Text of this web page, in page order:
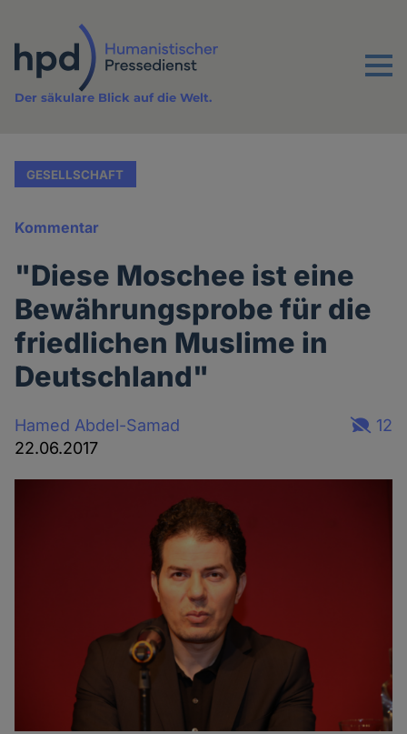
Inhalt
Menu
Der säkulare Blick auf die Welt.
GESELLSCHAFT
Kommentar
"Diese Moschee ist eine
Bewährungsprobe für die
friedlichen Muslime in
Deutschland"
Hamed Abdel-Samad
22.06.2017
12